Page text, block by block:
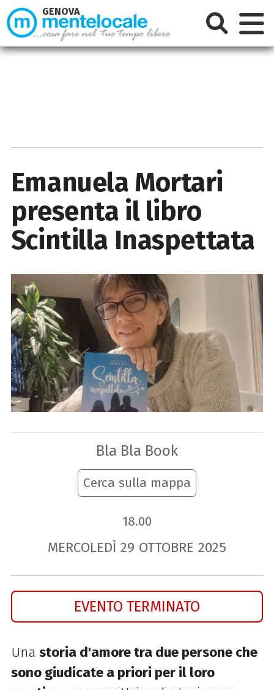
Emanuela Mortari
presenta il libro
Scintilla Inaspettata
Bla Bla Book
Cerca sulla mappa
18.00
MERCOLEDÌ 29 OTTOBRE 2025
EVENTO TERMINATO
Una storia d'amore tra due persone che
sono giudicate a priori per il loro
GENOVA